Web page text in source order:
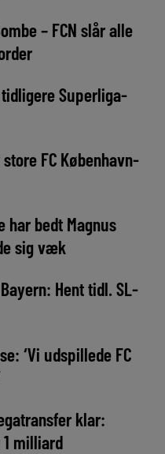
– FCN slår alle
Superliga-
FC København-
har bedt Magnus
sig væk
Hent tidl. SL-
‘Vi udspillede FC
klar:
milliard